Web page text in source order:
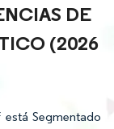
DE
(2026
Segmentado